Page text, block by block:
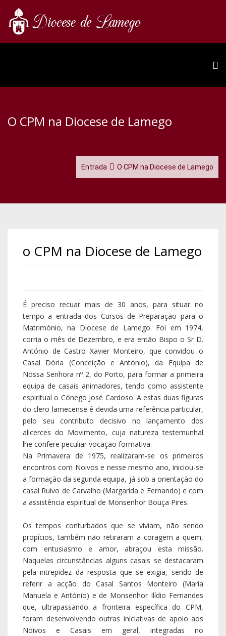
O CPM na Diocese de Lamego
Entrada O CPM na Diocese de Lamego
o CPM na Diocese de Lamego
É preciso recuar mais de 30 anos, para situar no
tempo a entrada dos Cursos de Preparação para o
Matrimónio, na Diocese de Lamego. Foi em 1974,
corria o mês de Dezembro, e era então Bispo o Sr D.
António de Castro Xavier Monteiro, que convidou o
Casal Dória (Conceição e António), da Equipa de
Nossa Senhora nº 2, do Porto, para formar a primeira
equipa de casais animadores, tendo como assistente
espiritual o Cónego José Cardoso. A estas duas figuras
do clero lamecense é devida uma referência particular,
pelo seu contributo decisivo no lançamento dos
alicerces do Movimento, cuja natureza testemunhal
lhe confere peculiar vocação formativa.
Na Primavera de 1975, realizaram-se os primeiros
encontros com Noivos e nesse mesmo ano, iniciou-se
a formação da segunda equipa, já sob a orientação do
casal Ruivo de Carvalho (Margarida e Fernando) e com
a assistência espiritual de Monsenhor Bouça Pires.
Os tempos conturbados que se viviam, não sendo
propícios, também não retiraram a coragem a quem,
com entusiasmo e amor, abraçou esta missão.
Naquelas circunstâncias alguns casais se destacaram
pela intrepidez da resposta que se exigia, sendo de
referir a acção do Casal Santos Monteiro (Maria
Manuela e António) e de Monsenhor Ilídio Fernandes
que, ultrapassando a fronteira específica do CPM,
foram desenvolvendo outras iniciativas de apoio aos
Noivos e Casais em geral, integradas no